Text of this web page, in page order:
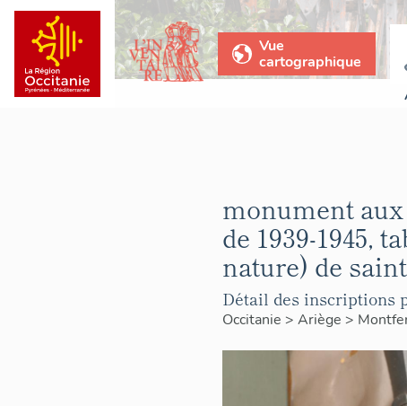
Vue
cartographique
monument aux
de 1939-1945,
nature) de
Détail des inscriptions
Occitanie > Ariège >